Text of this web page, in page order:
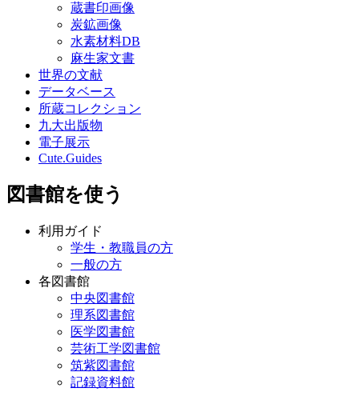
蔵書印画像
炭鉱画像
水素材料DB
麻生家文書
世界の文献
データベース
所蔵コレクション
九大出版物
電子展示
Cute.Guides
図書館を使う
利用ガイド
学生・教職員の方
一般の方
各図書館
中央図書館
理系図書館
医学図書館
芸術工学図書館
筑紫図書館
記録資料館